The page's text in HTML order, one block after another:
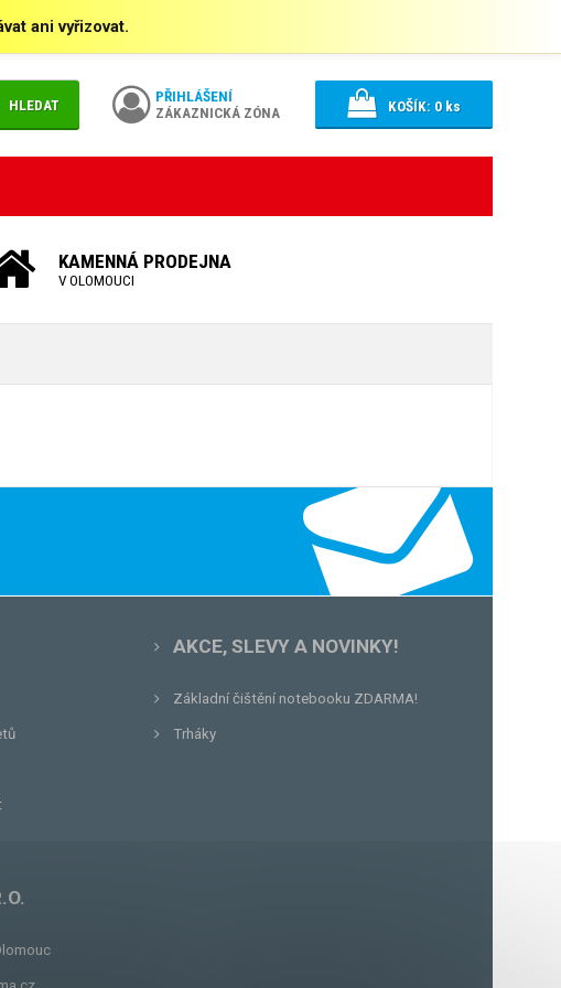
ani vyřizovat.
HLEDAT
PŘIHLÁŠENÍ
ZÁKAZNICKÁ ZÓNA
KOŠÍK: 0ks
KAMENNÁ PRODEJNA
V OLOMOUCI
AKCE, SLEVY A NOVINKY!
Základní čištění notebooku ZDARMA!
Trháky